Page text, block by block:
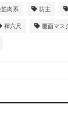
筋肉系 坊主
褌六尺 覆面マス